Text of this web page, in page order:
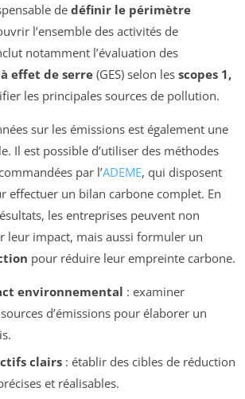
de définir le périmètre
l’ensemble des activités de
notamment l’évaluation des
effet de serre(GES) selon les scopes 1,
les principales sources de pollution.
sur les émissions est également une
Il est possible d’utiliser des méthodes
par l’ADEME, qui disposent
effectuer un bilan carbone complet. En
les entreprises peuvent non
leur impact, mais aussi formuler un
pour réduire leur empreinte carbone.
environnemental : examiner
d’émissions pour élaborer un
clairs: établir des cibles de réduction
et réalisables.